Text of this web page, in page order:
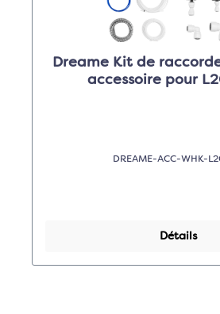
Dreame Kit de
accessoire pour
DREAME-ACC-WHK-
Détails